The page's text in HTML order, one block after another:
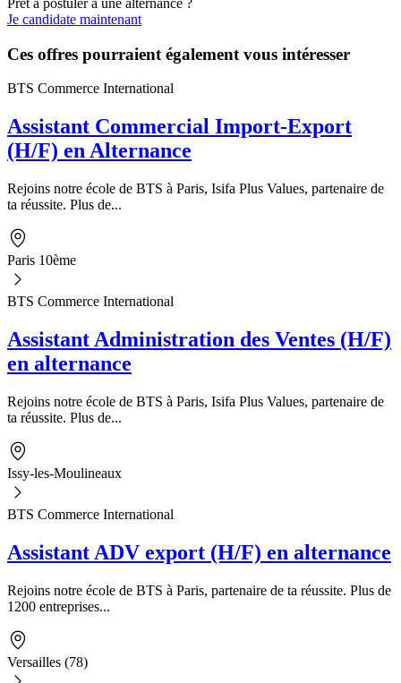
Je candidate maintenant
Ces offres pourraient également vous intéresser
BTS Commerce International
Assistant Commercial Import-Export
(H/F) en Alternance
Rejoins notre école de BTS à Paris, Isifa Plus Values, partenaire de
ta réussite. Plus de...
Paris 10ème
BTS Commerce International
Assistant Administration des Ventes (H/F)
en alternance
Rejoins notre école de BTS à Paris, Isifa Plus Values, partenaire de
ta réussite. Plus de...
Issy-les-Moulineaux
BTS Commerce International
Assistant ADV export (H/F) en alternance
Rejoins notre école de BTS à Paris, partenaire de ta réussite. Plus de
1200 entreprises...
Versailles (78)